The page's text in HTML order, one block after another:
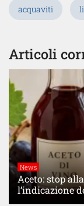
acquaviti
Articoli
News
Aceto: stop
l’indicazione